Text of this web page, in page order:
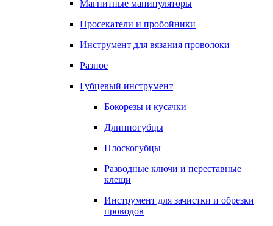
Магнитные манипуляторы
Просекатели и пробойники
Инструмент для вязания проволоки
Разное
Губцевый инструмент
Бокорезы и кусачки
Длинногубцы
Плоскогубцы
Разводные ключи и переставные
клещи
Инструмент для зачистки и обрезки
проводов